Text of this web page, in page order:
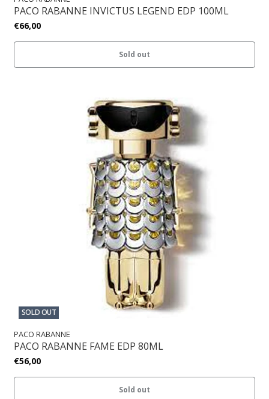
PACO RABANNE INVICTUS LEGEND EDP 100ML
€66,00
Sold out
SOLD OUT
PACO RABANNE
PACO RABANNE FAME EDP 80ML
€56,00
Sold out